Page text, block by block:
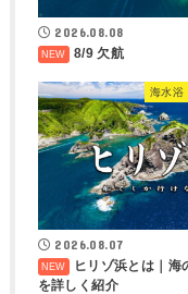
2026.08.08
8/9 欠航
海水浴
2026.08.07
ヒリゾ浜とは｜海
を詳しく紹介